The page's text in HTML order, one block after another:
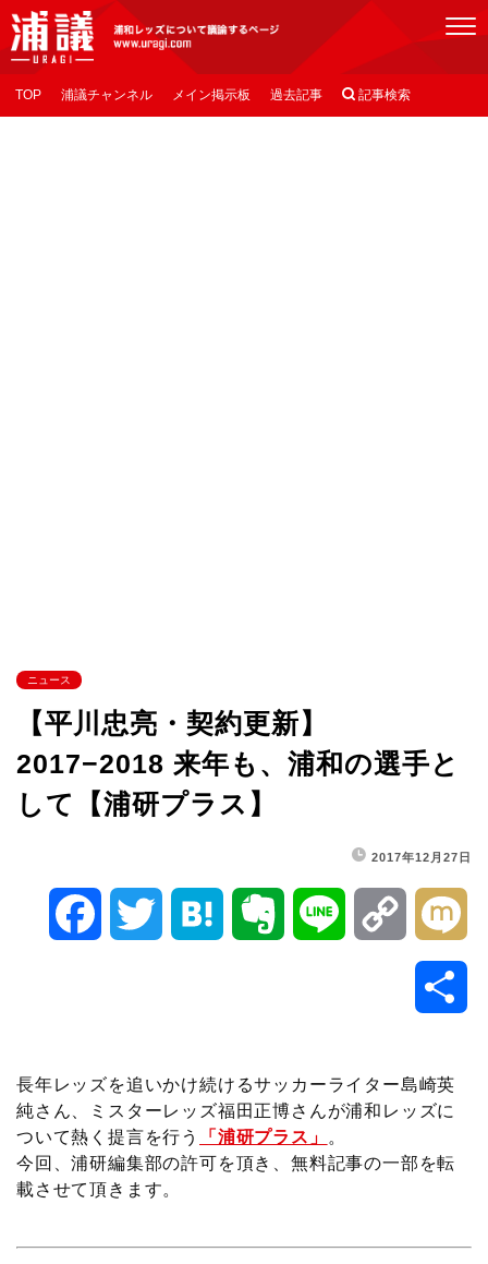
[浦議]浦和レッズについて議論するページ
TOP 浦議チャンネル メイン掲示板 過去記事  記事検索
ニュース
【平川忠亮・契約更新】
2017−2018 来年も、浦和の選手と
して【浦研プラス】
2017年12月27日
b
o
t
e
n
a
n
o
o
L
i
長年レッズを追いかけ続けるサッカーライター島崎英
純さん、ミスターレッズ福田正博さんが浦和レッズに
ついて熱く提言を行う
「浦研プラス」
。
今回、浦研編集部の許可を頂き、無料記事の一部を転
載させて頂きます。